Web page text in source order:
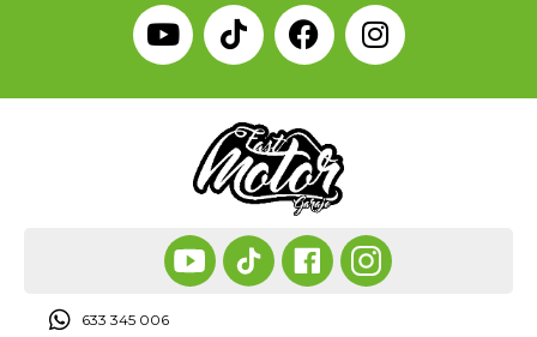
633 345 006